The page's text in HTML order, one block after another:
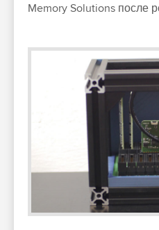
Memory Solutions после